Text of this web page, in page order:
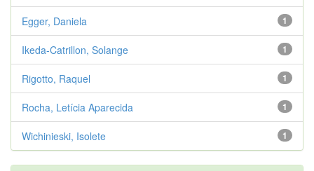
1
Egger, Daniela
1
Ikeda-Catrillon, Solange
1
Rigotto, Raquel
1
Rocha, Letícia Aparecida
1
Wichinieski, Isolete